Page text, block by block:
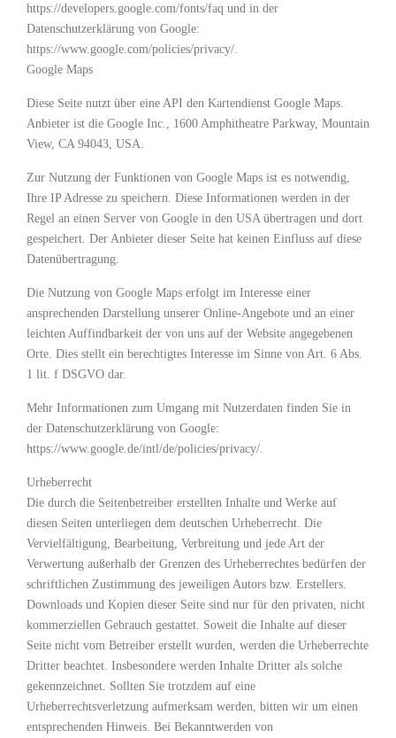
https://developers.google.com/fonts/faq und in der
Datenschutzerklärung von Google:
https://www.google.com/policies/privacy/.
Google Maps
Diese Seite nutzt über eine API den Kartendienst Google Maps.
Anbieter ist die Google Inc., 1600 Amphitheatre Parkway, Mountain
View, CA 94043, USA.
Zur Nutzung der Funktionen von Google Maps ist es notwendig,
Ihre IP Adresse zu speichern. Diese Informationen werden in der
Regel an einen Server von Google in den USA übertragen und dort
gespeichert. Der Anbieter dieser Seite hat keinen Einfluss auf diese
Datenübertragung.
Die Nutzung von Google Maps erfolgt im Interesse einer
ansprechenden Darstellung unserer Online-Angebote und an einer
leichten Auffindbarkeit der von uns auf der Website angegebenen
Orte. Dies stellt ein berechtigtes Interesse im Sinne von Art. 6 Abs.
1 lit. f DSGVO dar.
Mehr Informationen zum Umgang mit Nutzerdaten finden Sie in
der Datenschutzerklärung von Google:
https://www.google.de/intl/de/policies/privacy/.
Urheberrecht
Die durch die Seitenbetreiber erstellten Inhalte und Werke auf
diesen Seiten unterliegen dem deutschen Urheberrecht. Die
Vervielfältigung, Bearbeitung, Verbreitung und jede Art der
Verwertung außerhalb der Grenzen des Urheberrechtes bedürfen der
schriftlichen Zustimmung des jeweiligen Autors bzw. Erstellers.
Downloads und Kopien dieser Seite sind nur für den privaten, nicht
kommerziellen Gebrauch gestattet. Soweit die Inhalte auf dieser
Seite nicht vom Betreiber erstellt wurden, werden die Urheberrechte
Dritter beachtet. Insbesondere werden Inhalte Dritter als solche
gekennzeichnet. Sollten Sie trotzdem auf eine
Urheberrechtsverletzung aufmerksam werden, bitten wir um einen
entsprechenden Hinweis. Bei Bekanntwerden von